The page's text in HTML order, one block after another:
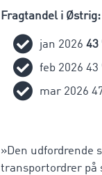
Fragtandel i Østrig:
jan 2026 43
feb 2026
mar 2026
»Den udfordrende
transportordrer på